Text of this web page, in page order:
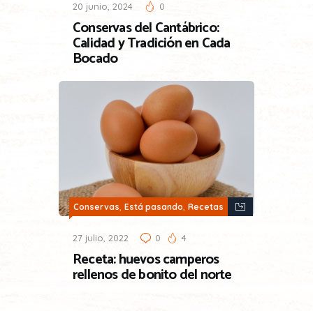
20 junio, 2024 0
Conservas del Cantábrico:
Calidad y Tradición en Cada
Bocado
Conservas, Está pasando, Recetas
27 julio, 2022 0 4
Receta: huevos camperos
rellenos de bonito del norte